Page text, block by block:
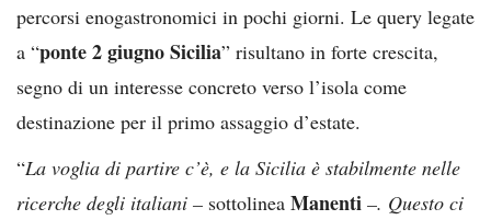
percorsi enogastronomici in pochi giorni. Le query legate
a “ponte 2 giugno Sicilia” risultano in forte crescita,
segno di un interesse concreto verso l’isola come
destinazione per il primo assaggio d’estate.
“La voglia di partire c’è, e la Sicilia è stabilmente nelle
ricerche degli italiani – sottolinea Manenti –. Questo ci